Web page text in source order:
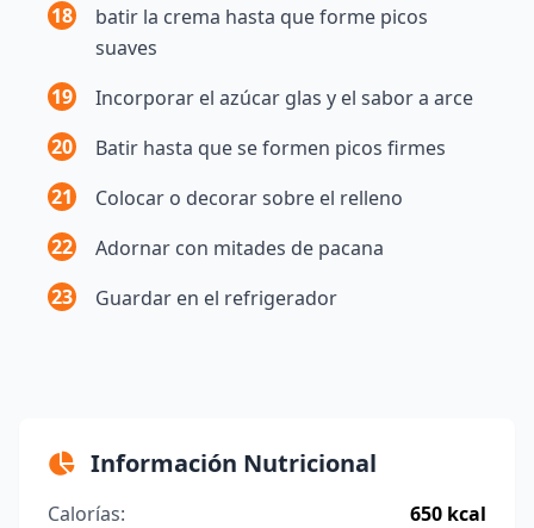
18
batir la crema hasta que forme picos
suaves
19
Incorporar el azúcar glas y el sabor a arce
20
Batir hasta que se formen picos firmes
21
Colocar o decorar sobre el relleno
22
Adornar con mitades de pacana
23
Guardar en el refrigerador
Información Nutricional
Calorías:
650 kcal